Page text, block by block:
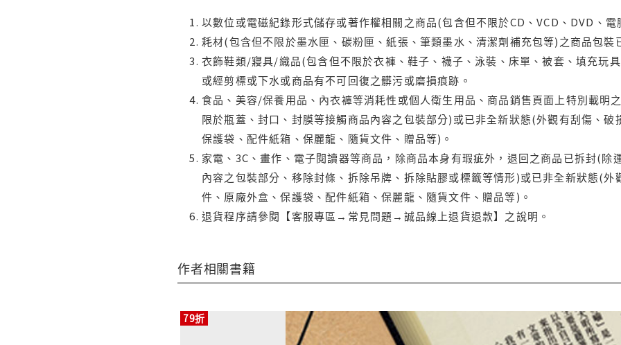
以數位或電磁紀錄形式儲存或著作權相關之商品(包含但不限於CD、VCD、DVD、
耗材(包含但不限於墨水匣、碳粉匣、紙張、筆類墨水、清潔劑補充包等)之商品包
衣飾鞋類/寢具/織品(包含但不限於衣褲、鞋子、襪子、泳裝、床單、被套、填充玩
或經剪標或下水或商品有不可回復之髒污或磨損痕跡。
食品、美容/保養用品、內衣褲等消耗性或個人衛生用品、商品銷售頁面上特別載明
限於瓶蓋、封口、封膜等接觸商品內容之包裝部分)或已非全新狀態(外觀有刮傷、
保護袋、配件紙箱、保麗龍、隨貨文件、贈品等)。
家電、3C、畫作、電子閱讀器等商品，除商品本身有瑕疵外，退回之商品已拆封(
內容之包裝部分、移除封條、拆除吊牌、拆除貼膠或標籤等情形)或已非全新狀態(
件、原廠外盒、保護袋、配件紙箱、保麗龍、隨貨文件、贈品等)。
退貨程序請參閱【客服專區→常見問題→誠品線上退貨退款】之說明。
作者相關書籍
79折